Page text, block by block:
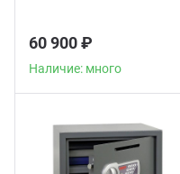
60 900 ₽
Наличие: много